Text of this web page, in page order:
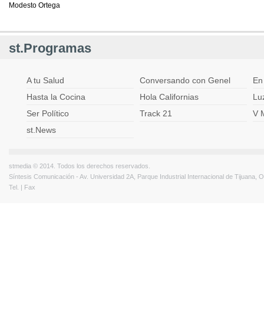
Modesto Ortega
st.Programas
A tu Salud Conversando con Genel
Hasta la Cocina
Hola Californias
Ser Político
Track 21
V
st.News
stmedia © 2014. Todos los derechos reservados.
Síntesis Comunicación - Av. Universidad 2A, Parque Industrial Internacional de Tijuana,
Tel. | Fax